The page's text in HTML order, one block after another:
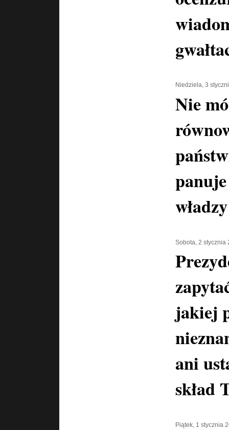
Niedziela, 3
Nie
Sobota, 2 stycznia
jakiej
ani
skład
Piątek, 1 stycznia